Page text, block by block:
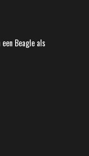
Beagle als